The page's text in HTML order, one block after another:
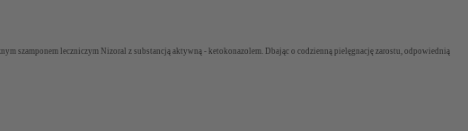
szamponem leczniczym Nizoral z substancją aktywną - ketokonazolem. Dbając o codzienną pielęgnację zarostu, odpowiednią